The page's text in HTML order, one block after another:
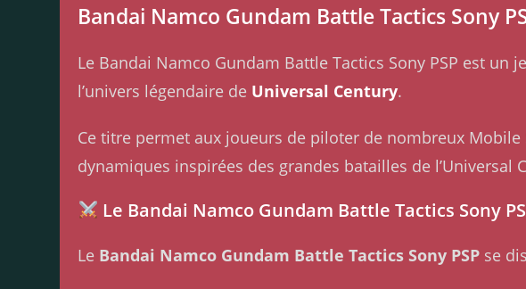
Bandai Namco Gundam Battle Tactics Sony
Le Bandai Namco Gundam Battle Tactics Sony PSP est un
l’univers légendaire de Universal Century.
Ce titre permet aux joueurs de piloter de nombreux
dynamiques inspirées des grandes batailles de l’Universal
Le Bandai Namco Gundam Battle Tactics Sony
Le Bandai Namco Gundam Battle Tactics Sony PSP se